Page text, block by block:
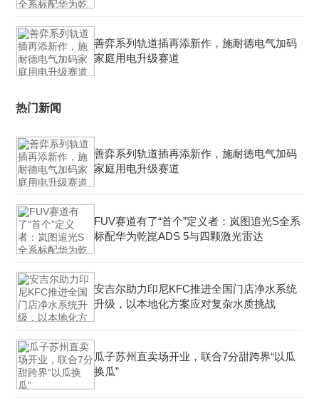
善弈系列轨道插再添新作，施耐德电气加码
家庭用电升级赛道
热门新闻
善弈系列轨道插再添新作，施耐德电气加码
家庭用电升级赛道
FUV赛道有了“首个”定义者：岚图追光S全系
标配华为乾崑ADS 5与四颗激光雷达
安吉尔助力印尼KFC推进全国门店净水系统
升级，以本地化方案应对复杂水质挑战
瓜子苏州直卖场开业，联合7分甜跨界“以瓜
换瓜”